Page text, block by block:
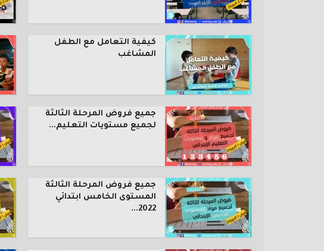
كيفية التعامل مع الطفل
المشاغب
جميع فروض المرحلة الثالثة
لجميع مستويات التعليم...
جميع فروض المرحلة الثالثة
المستوى الخامس ابتدائي
2022...